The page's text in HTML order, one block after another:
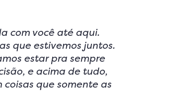
com você até aqui.
que estivemos juntos.
estar pra sempre
e acima de tudo,
que somente as